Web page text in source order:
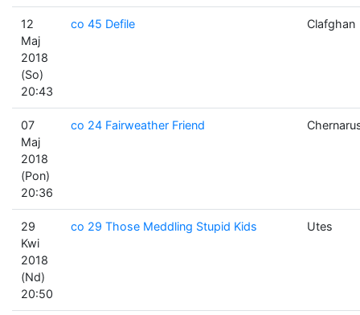
12
Maj
2018
(So)
20:43
co 45 Defile Clafghan
07
Maj
2018
(Pon)
20:36
co 24 Fairweather Friend
29
Kwi
2018
(Nd)
20:50
co 29 Those Meddling Stupid Kids Utes